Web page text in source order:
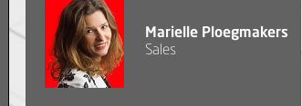
Marielle Ploegmakers
Sales